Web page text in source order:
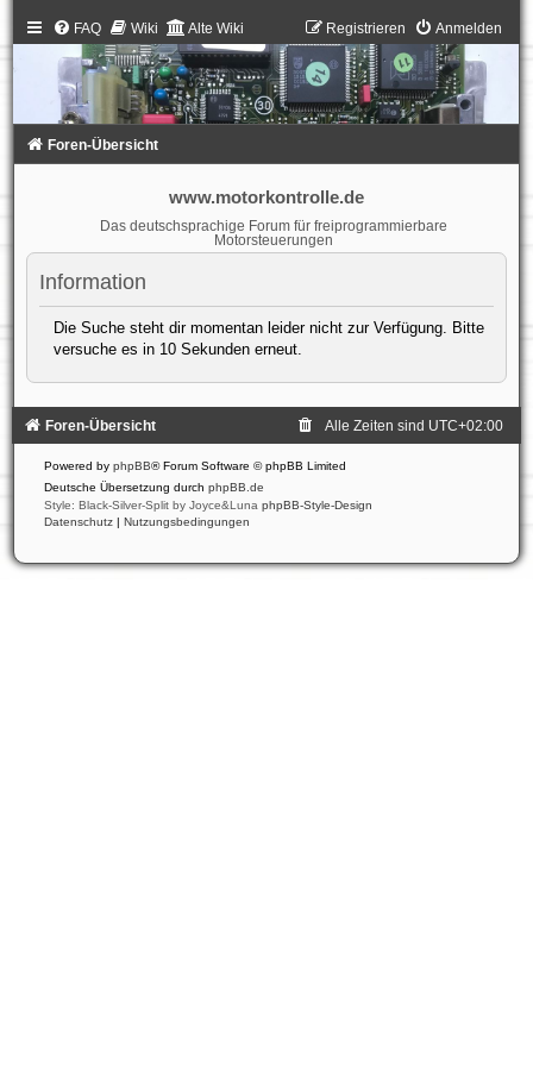
FAQ Wiki Alte Wiki Anmelden
Registrieren
Foren-Übersicht
www.motorkontrolle.de
Das deutschsprachige Forum für freiprogrammierbare
Motorsteuerungen
Information
Die Suche steht dir momentan leider nicht zur Verfügung. Bitte
versuche es in 10 Sekunden erneut.
Foren-Übersicht Alle Zeiten sind UTC+02:00
Powered by phpBB® Forum Software © phpBB Limited
Deutsche Übersetzung durch phpBB.de
Style: Black-Silver-Split by Joyce&Luna phpBB-Style-Design
Datenschutz | Nutzungsbedingungen